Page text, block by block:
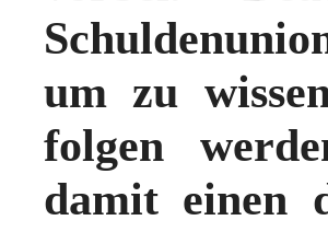
um zu
folgen
damit einen